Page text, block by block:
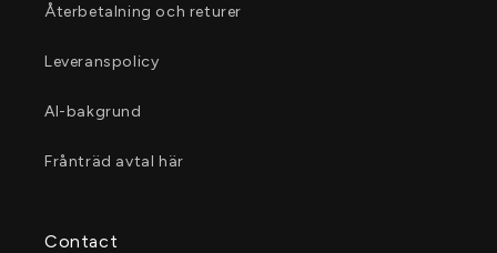
Återbetalning och returer
Leveranspolicy
AI-bakgrund
Frånträd avtal här
Contact